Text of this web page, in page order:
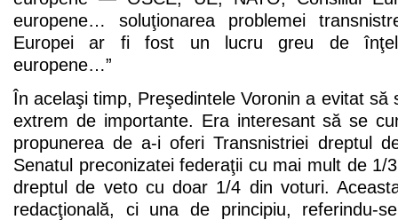
europene… soluţionarea problemei
Europei ar fi fost un lucru greu de
europene…”
În acelaşi timp, Preşedintele Voronin a evitat să
extrem de importante. Era interesant să se
propunerea de a-i oferi Transnistriei dreptul
Senatul preconizatei federaţii cu mai mult de 1/
dreptul de veto cu doar 1/4 din voturi.
redacţională, ci una de principiu, referindu-